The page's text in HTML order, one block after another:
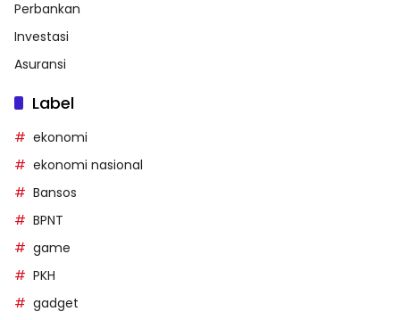
Perbankan
Investasi
Asuransi
Label
ekonomi
ekonomi nasional
Bansos
BPNT
game
PKH
gadget